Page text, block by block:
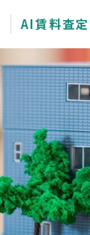
AI賃料査定